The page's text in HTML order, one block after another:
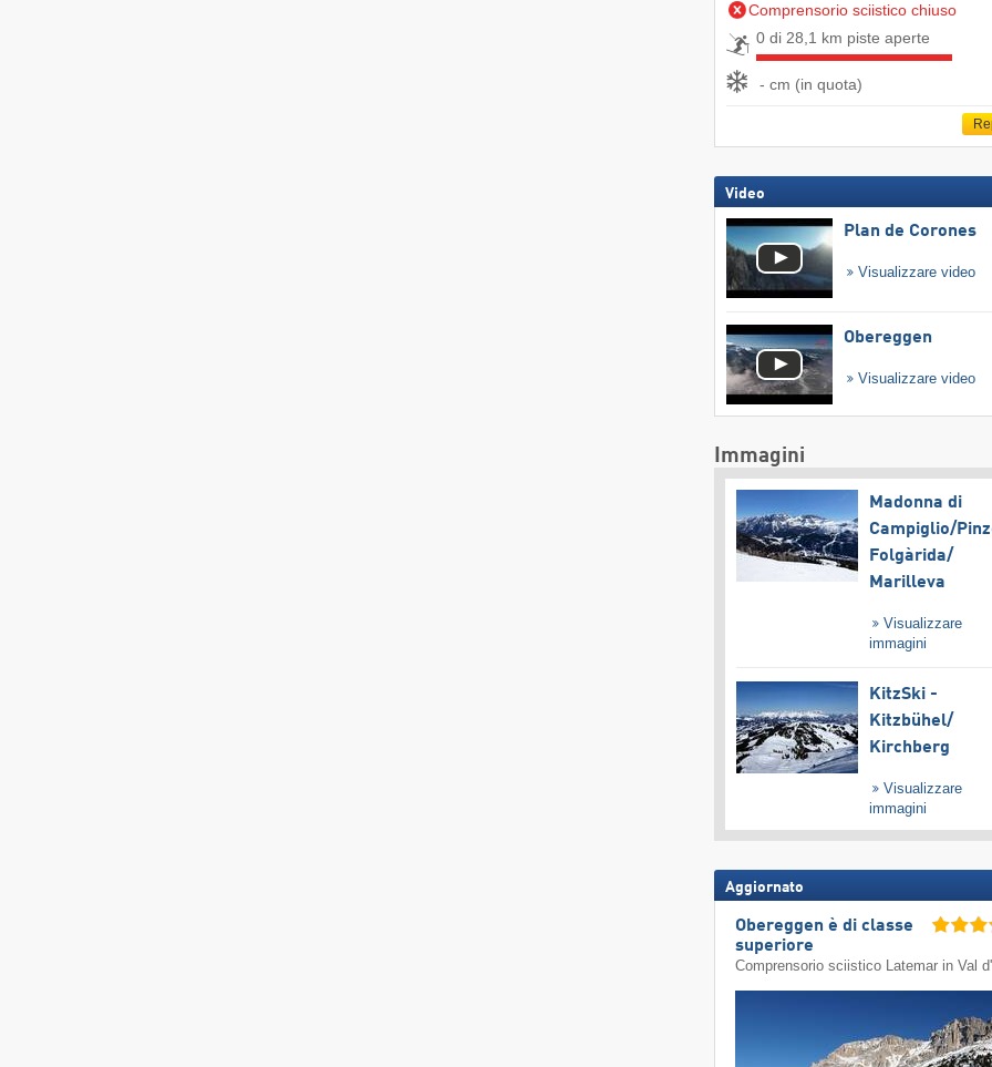
Comprensorio sciistico chiuso
0 di 28,1 km piste aperte
- cm (in quota)
Video
Plan de Corones
Visualizzare video
Obereggen
Visualizzare video
Immagini
Madonna di
Campiglio/​
Folgàrida/​
Marilleva
Visualizzare
immagini
KitzSki -
Kitzbühel/​
Kirchberg
Visualizzare
immagini
Aggiornato
Obereggen è di classe
superiore
Comprensorio sciistico Latemar in Val